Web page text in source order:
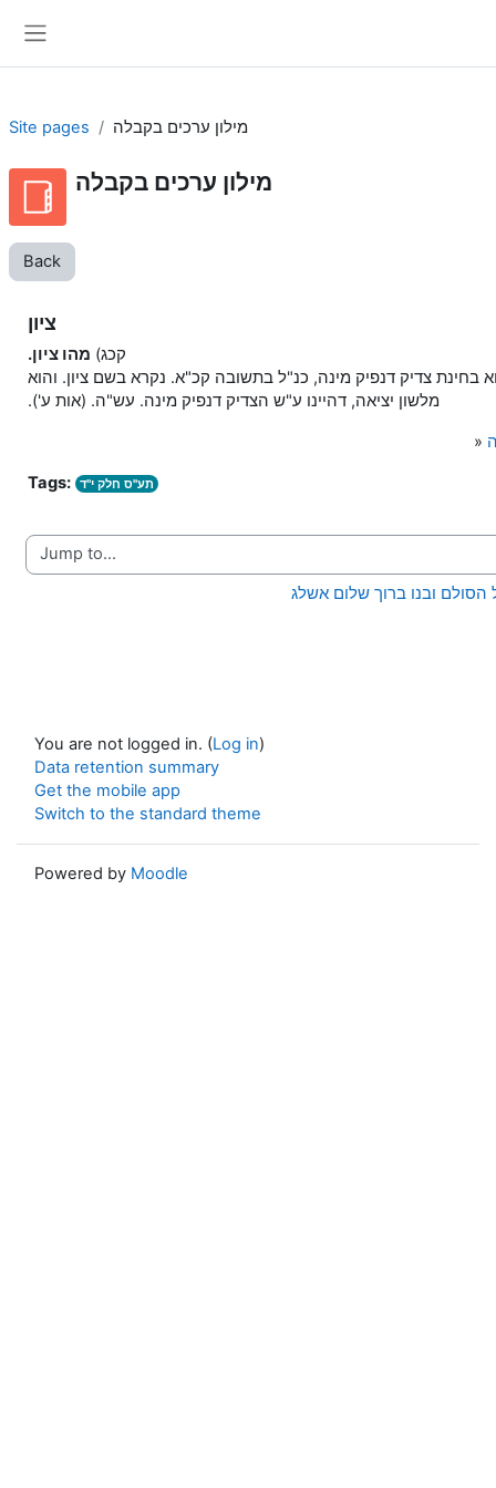
Site pages מילון ערכים בקבלה
מילון ערכים בקבלה
Back
ציון
קכג) מהו ציון.
בחינת צדיק דנפיק מינה, כנ"ל בתשובה קכ"א. נקרא בשם ציון. והוא
מלשון יציאה, דהיינו ע"ש הצדיק דנפיק מינה. עש"ה. (אות ע').
»
Tags: תע"ס חלק י"ד
Jump to...
You are not logged in. (Log in)
Data retention summary
Get the mobile app
Switch to the standard theme
Powered by Moodle